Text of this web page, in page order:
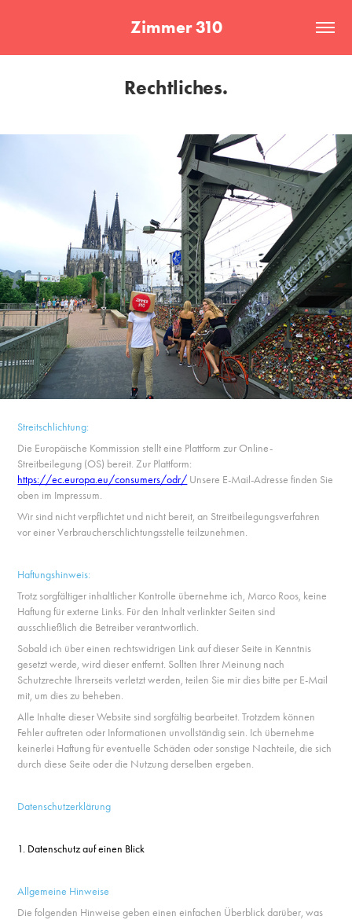
Zimmer 310
Rechtliches.
Streitschlichtung:
Die Europäische Kommission stellt eine Plattform zur Online-
Streitbeilegung (OS) bereit. Zur Plattform:
https://ec.europa.eu/consumers/odr/ Unsere E-Mail-Adresse finden Sie
oben im Impressum.
Wir sind nicht verpflichtet und nicht bereit, an Streitbeilegungsverfahren
vor einer Verbraucherschlichtungsstelle teilzunehmen.
Haftungshinweis:
Trotz sorgfältiger inhaltlicher Kontrolle übernehme ich, Marco Roos, keine
Haftung für externe Links. Für den Inhalt verlinkter Seiten sind
ausschließlich die Betreiber verantwortlich.
Sobald ich über einen rechtswidrigen Link auf dieser Seite in Kenntnis
gesetzt werde, wird dieser entfernt. Sollten Ihrer Meinung nach
Schutzrechte Ihrerseits verletzt werden, teilen Sie mir dies bitte per E-Mail
mit, um dies zu beheben.
Alle Inhalte dieser Website sind sorgfältig bearbeitet. Trotzdem können
Fehler auftreten oder Informationen unvollständig sein. Ich übernehme
keinerlei Haftung für eventuelle Schäden oder sonstige Nachteile, die sich
durch diese Seite oder die Nutzung derselben ergeben.
Datenschutzerklärung
1. Datenschutz auf einen Blick
Allgemeine Hinweise
Die folgenden Hinweise geben einen einfachen Überblick darüber, was